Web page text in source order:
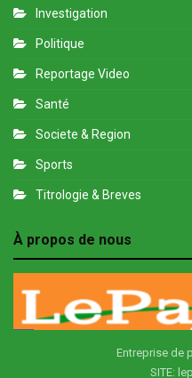
Investigation
Politique
Reportage Video
Santé
Societe & Region
Sports
Titrologie & Breves
À propos de nous
Entreprise de
SITE: